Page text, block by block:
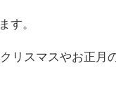
す。
リスマスやお正月